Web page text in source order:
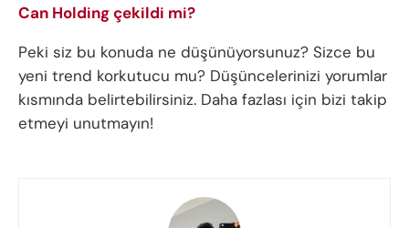
Can Holding çekildi mi?
Peki siz bu konuda ne düşünüyorsunuz? Sizce bu
yeni trend korkutucu mu? Düşüncelerinizi yorumlar
kısmında belirtebilirsiniz. Daha fazlası için bizi takip
etmeyi unutmayın!